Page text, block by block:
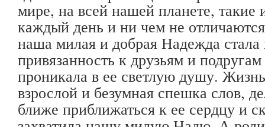
мире, на всей нашей планете, такие
каждый день и ни чем не
наша милая и добрая Надежда стала
привязанность к друзьям и
проникала в ее светлую душу.
взрослой и безумная спешка слов,
ближе приближаться к ее сердцу и